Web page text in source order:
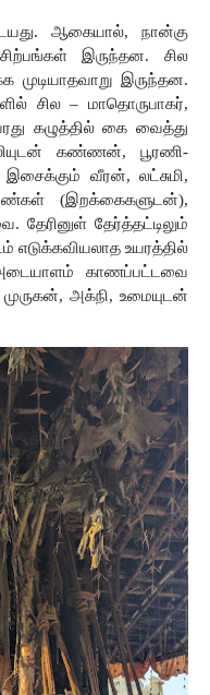
ஆகையால், நான்கு
இருந்தன. சில
இருந்தன.
சில – மாதொருபாகர்,
கழுத்தில் கை வைத்து
கண்ணன், பூரணி-
வீரன், லட்சுமி,
(இறக்கைகளுடன்),
தேர்த்தட்டிலும்
எடுக்கவியலாத உயரத்தில்
காணப்பட்டவை
அக்நி, உமையுடன்